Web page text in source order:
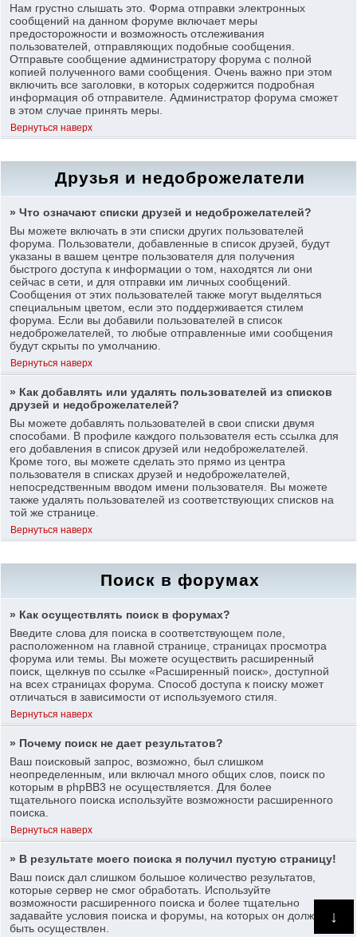
↓
Нам грустно слышать это. Форма отправки электронных
сообщений на данном форуме включает меры
предосторожности и возможность отслеживания
пользователей, отправляющих подобные сообщения.
Отправьте сообщение администратору форума с полной
копией полученного вами сообщения. Очень важно при этом
включить все заголовки, в которых содержится подробная
информация об отправителе. Администратор форума сможет
в этом случае принять меры.
Вернуться наверх
Друзья и недоброжелатели
» Что означают списки друзей и недоброжелателей?
Вы можете включать в эти списки других пользователей
форума. Пользователи, добавленные в список друзей, будут
указаны в вашем центре пользователя для получения
быстрого доступа к информации о том, находятся ли они
сейчас в сети, и для отправки им личных сообщений.
Сообщения от этих пользователей также могут выделяться
специальным цветом, если это поддерживается стилем
форума. Если вы добавили пользователей в список
недоброжелателей, то любые отправленные ими сообщения
будут скрыты по умолчанию.
Вернуться наверх
» Как добавлять или удалять пользователей из списков
друзей и недоброжелателей?
Вы можете добавлять пользователей в свои списки двумя
способами. В профиле каждого пользователя есть ссылка для
его добавления в список друзей или недоброжелателей.
Кроме того, вы можете сделать это прямо из центра
пользователя в списках друзей и недоброжелателей,
непосредственным вводом имени пользователя. Вы можете
также удалять пользователей из соответствующих списков на
той же странице.
Вернуться наверх
Поиск в форумах
» Как осуществлять поиск в форумах?
Введите слова для поиска в соответствующем поле,
расположенном на главной странице, страницах просмотра
форума или темы. Вы можете осуществить расширенный
поиск, щелкнув по ссылке «Расширенный поиск», доступной
на всех страницах форума. Способ доступа к поиску может
отличаться в зависимости от используемого стиля.
Вернуться наверх
» Почему поиск не дает результатов?
Ваш поисковый запрос, возможно, был слишком
неопределенным, или включал много общих слов, поиск по
которым в phpBB3 не осуществляется. Для более
тщательного поиска используйте возможности расширенного
поиска.
Вернуться наверх
» В результате моего поиска я получил пустую страницу!
Ваш поиск дал слишком большое количество результатов,
которые сервер не смог обработать. Используйте
возможности расширенного поиска и более тщательно
задавайте условия поиска и форумы, на которых он должен
быть осуществлен.